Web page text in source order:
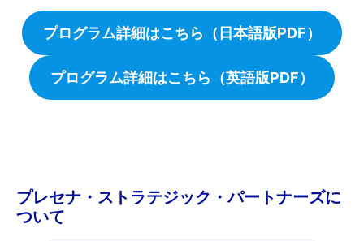
プログラム詳細はこちら（日本語版PDF）
プログラム詳細はこちら（英語版PDF）
プレセナ・ストラテジック・パートナーズに
ついて